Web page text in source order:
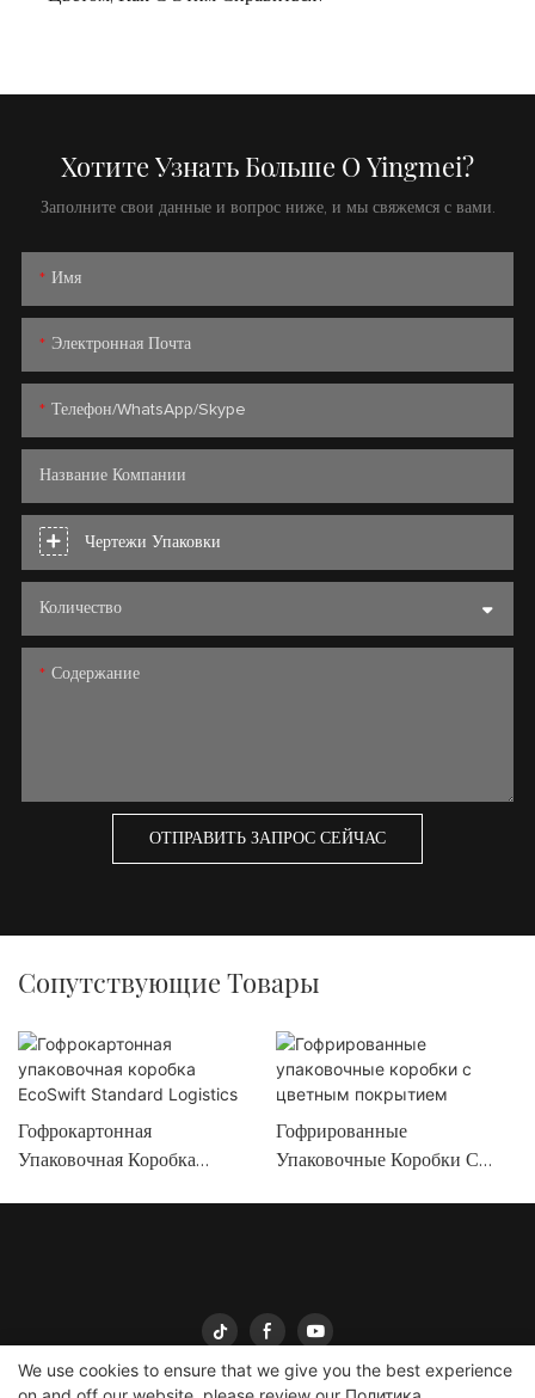
Хотите Узнать Больше О Yingmei?
Заполните свои данные и вопрос ниже, и мы свяжемся с вами.
Имя
Электронная Почта
Телефон/WhatsApp/Skype
Название Компании
Чертежи Упаковки
Количество
Содержание
ОТПРАВИТЬ ЗАПРОС СЕЙЧАС
Сопутствующие Товары
Гофрокартонная
Упаковочная Коробка
Гофрированные
Упаковочные Коробки С
We use cookies to ensure that we give you the best experience